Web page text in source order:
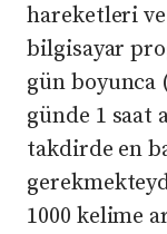
hareketleri ve
bilgisayar
gün boyunca
günde 1 saat
takdirde en
1000 kelime